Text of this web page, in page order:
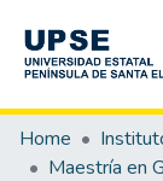
Communities &
All of DSpace
Home